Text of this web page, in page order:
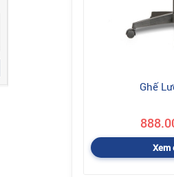
Ghế
Xem